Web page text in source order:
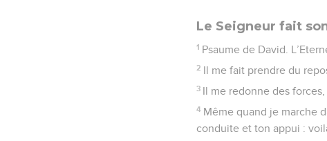
Le Seigneur fait
1 Psaume de David.
2 Il me fait prendre du
3 Il me redonne des
4 Même quand je marche
conduite et ton appui :